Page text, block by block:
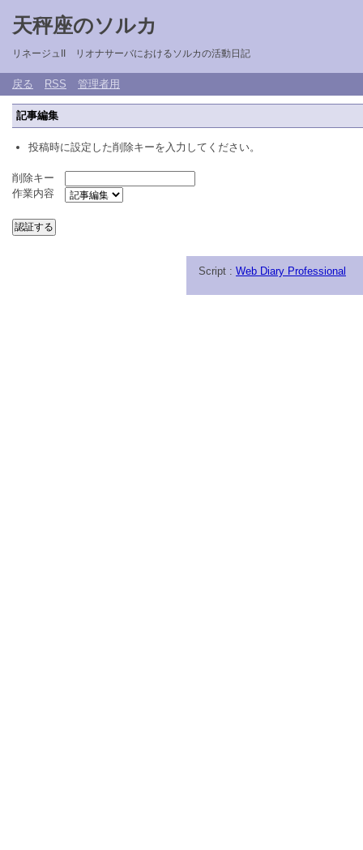
天秤座のソルカ
リネージュII リオナサーバにおけるソルカの活動日記
戻る RSS 管理者用
記事編集
投稿時に設定した削除キーを入力してください。
削除キー
作業内容
Script : Web Diary Professional